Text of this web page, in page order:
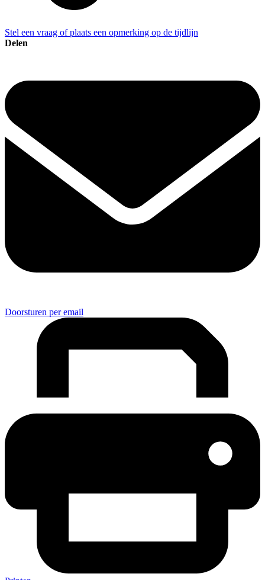
Stel een vraag of plaats een opmerking op de tijdlijn
Delen
Doorsturen per email